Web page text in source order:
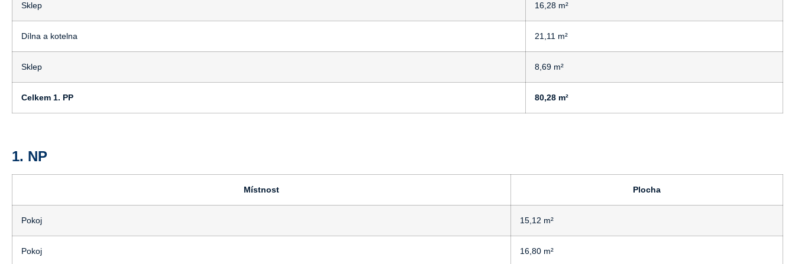
Sklep 16,28 m²
Dílna a kotelna 21,11 m²
Sklep 8,69 m²
Celkem 1. PP 80,28 m²
1. NP
Místnost Plocha
Pokoj 15,12 m²
Pokoj 16,80 m²